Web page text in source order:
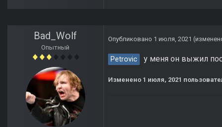
Bad_Wolf
Опытный
Опубликовано 1 июля, 2021
Petrovic у меня он выжил
Изменено 1 июля, 2021